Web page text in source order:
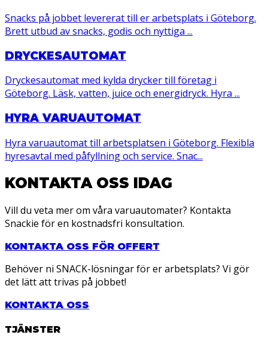
Snacks på jobbet levererat till er arbetsplats i Göteborg.
Brett utbud av snacks, godis och nyttiga ...
DRYCKESAUTOMAT
Dryckesautomat med kylda drycker till företag i
Göteborg. Läsk, vatten, juice och energidryck. Hyra ...
HYRA VARUAUTOMAT
Hyra varuautomat till arbetsplatsen i Göteborg. Flexibla
hyresavtal med påfyllning och service. Snac...
KONTAKTA OSS IDAG
Vill du veta mer om våra varuautomater? Kontakta
Snackie för en kostnadsfri konsultation.
KONTAKTA OSS FÖR OFFERT
Behöver ni SNACK-lösningar för er arbetsplats? Vi gör
det lätt att trivas på jobbet!
KONTAKTA OSS
TJÄNSTER